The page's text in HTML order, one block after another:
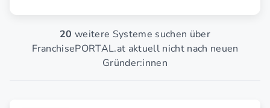
20 weitere Systeme suchen über
FranchisePORTAL.at aktuell nicht nach neuen
Gründer:innen